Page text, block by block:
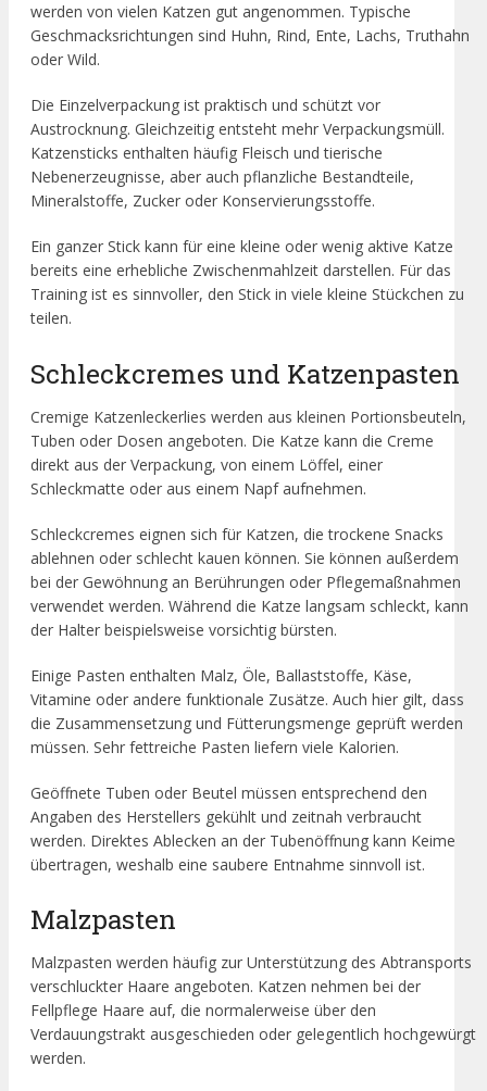
werden von vielen Katzen gut angenommen. Typische
Geschmacksrichtungen sind Huhn, Rind, Ente, Lachs, Truthahn
oder Wild.
Die Einzelverpackung ist praktisch und schützt vor
Austrocknung. Gleichzeitig entsteht mehr Verpackungsmüll.
Katzensticks enthalten häufig Fleisch und tierische
Nebenerzeugnisse, aber auch pflanzliche Bestandteile,
Mineralstoffe, Zucker oder Konservierungsstoffe.
Ein ganzer Stick kann für eine kleine oder wenig aktive Katze
bereits eine erhebliche Zwischenmahlzeit darstellen. Für das
Training ist es sinnvoller, den Stick in viele kleine Stückchen zu
teilen.
Schleckcremes und Katzenpasten
Cremige Katzenleckerlies werden aus kleinen Portionsbeuteln,
Tuben oder Dosen angeboten. Die Katze kann die Creme
direkt aus der Verpackung, von einem Löffel, einer
Schleckmatte oder aus einem Napf aufnehmen.
Schleckcremes eignen sich für Katzen, die trockene Snacks
ablehnen oder schlecht kauen können. Sie können außerdem
bei der Gewöhnung an Berührungen oder Pflegemaßnahmen
verwendet werden. Während die Katze langsam schleckt, kann
der Halter beispielsweise vorsichtig bürsten.
Einige Pasten enthalten Malz, Öle, Ballaststoffe, Käse,
Vitamine oder andere funktionale Zusätze. Auch hier gilt, dass
die Zusammensetzung und Fütterungsmenge geprüft werden
müssen. Sehr fettreiche Pasten liefern viele Kalorien.
Geöffnete Tuben oder Beutel müssen entsprechend den
Angaben des Herstellers gekühlt und zeitnah verbraucht
werden. Direktes Ablecken an der Tubenöffnung kann Keime
übertragen, weshalb eine saubere Entnahme sinnvoll ist.
Malzpasten
Malzpasten werden häufig zur Unterstützung des Abtransports
verschluckter Haare angeboten. Katzen nehmen bei der
Fellpflege Haare auf, die normalerweise über den
Verdauungstrakt ausgeschieden oder gelegentlich hochgewürgt
werden.